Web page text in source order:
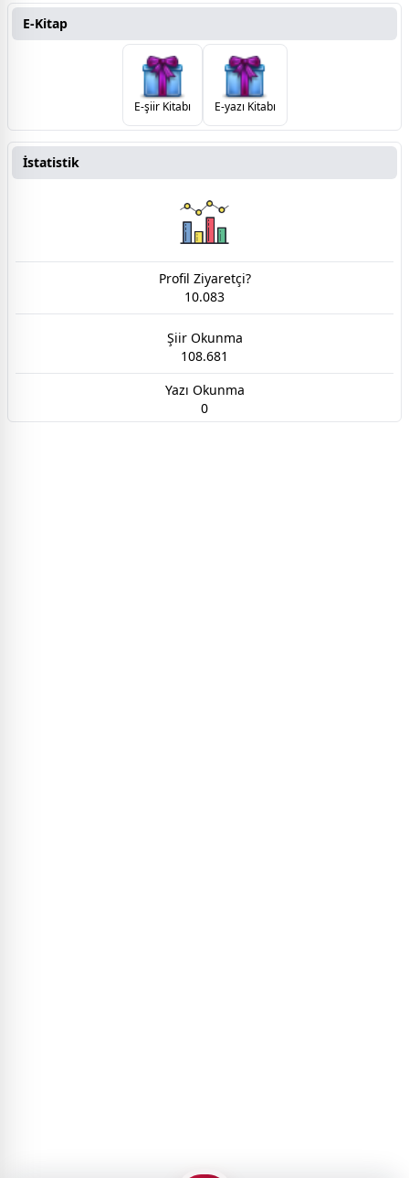
E-Kitap
E-şiir Kitabı E-yazı Kitabı
İstatistik
Profil Ziyaretçi?
10.083
Şiir Okunma
108.681
Yazı Okunma
0